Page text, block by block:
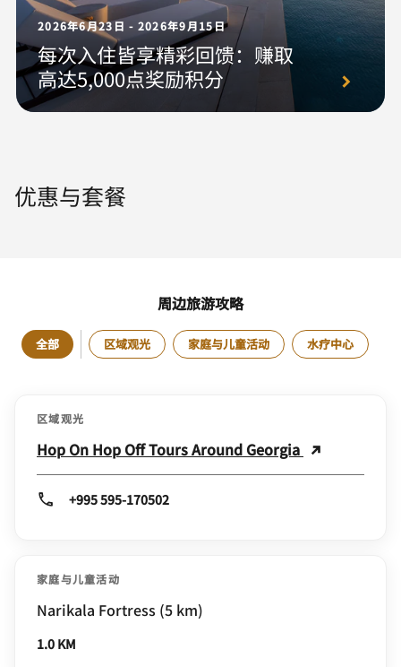
2026年6月23日 - 2026年9月15日
每次入住皆享精彩回馈：赚取
高达5,000点奖励积分
优惠与套餐
周边旅游攻略
全部 区域观光 家庭与儿童活动 水疗中心
区域观光
Hop On Hop Off Tours Around Georgia
+995 595-170502
家庭与儿童活动
Narikala Fortress (5 km)
1.0 KM